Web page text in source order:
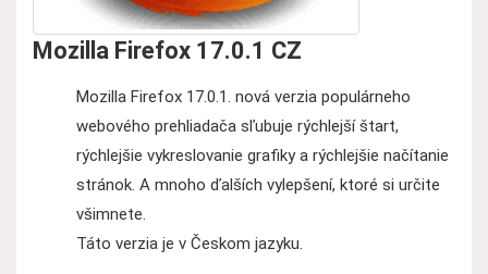
Mozilla Firefox 17.0.1 CZ
Mozilla Firefox 17.0.1. nová verzia populárneho
webového prehliadača sľubuje rýchlejší štart,
rýchlejšie vykreslovanie grafiky a rýchlejšie načítanie
stránok. A mnoho ďalších vylepšení, ktoré si určite
všimnete.
Táto verzia je v Českom jazyku.